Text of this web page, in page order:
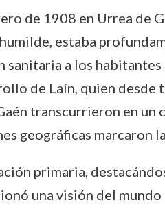
de 1908 en Urrea de
estaba
a los
de Laín, quien
transcurrieron en
geográficas marcaron
primaria,
una visión del